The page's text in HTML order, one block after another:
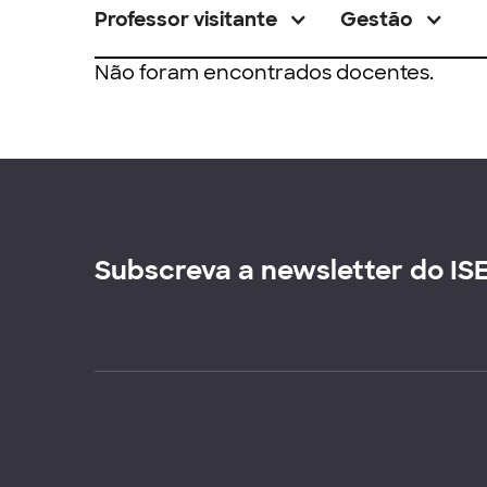
Professor visitante Gestão
Não foram encontrados docentes.
Subscreva a newsletter do